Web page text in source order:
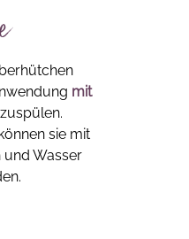
mit
sie mit
Wasser